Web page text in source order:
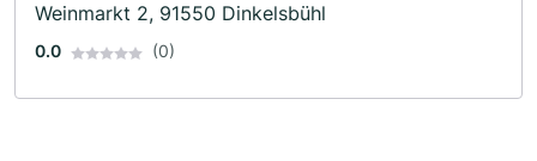
Weinmarkt 2, 91550 Dinkelsbühl
0.0 (0)